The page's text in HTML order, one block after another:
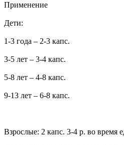
Применение
Дети:
1-3 года – 2-3 капс.
3-5 лет – 3-4 капс.
5-8 лет – 4-8 капс.
9-13 лет – 6-8 капс.
Взрослые: 2 капс. 3-4 р. во время